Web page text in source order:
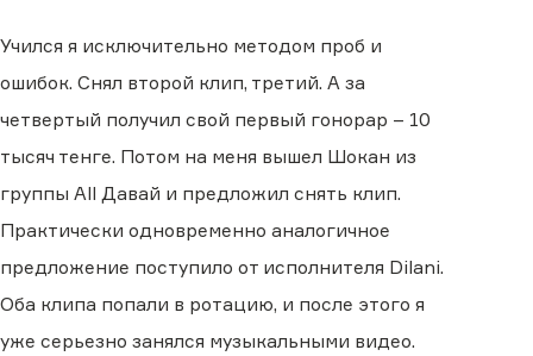
Учился я исключительно методом проб и
ошибок. Снял второй клип, третий. А за
четвертый получил свой первый гонорар – 10
тысяч тенге. Потом на меня вышел Шокан из
группы All Давай и предложил снять клип.
Практически одновременно аналогичное
предложение поступило от исполнителя Dilani.
Оба клипа попали в ротацию, и после этого я
уже серьезно занялся музыкальными видео.